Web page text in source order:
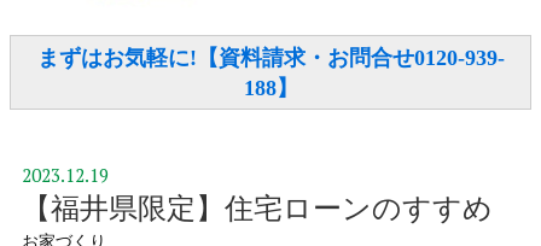
まずはお気軽に!【資料請求・お問合せ0120-939-
188】
2023.12.19
【福井県限定】住宅ローンのすすめ
お家づくり